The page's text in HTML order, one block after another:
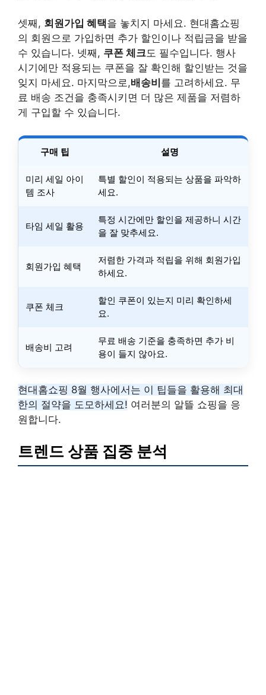
셋째, 회원가입 혜택을 놓치지 마세요. 현대홈쇼핑
의 회원으로 가입하면 추가 할인이나 적립금을 받을
수 있습니다. 넷째, 쿠폰 체크도 필수입니다. 행사
시기에만 적용되는 쿠폰을 잘 확인해 할인받는 것을
잊지 마세요. 마지막으로,배송비 를 고려하세요. 무
료 배송 조건을 충족시키면 더 많은 제품을 저렴하
게 구입할 수 있습니다.
구매 팁 설명
미리 세일 아이
템 조사
특별 할인이 적용되는 상품을 파악하
세요.
타임 세일 활용
특정 시간에만 할인을 제공하니 시간
을 잘 맞추세요.
회원가입 혜택
저렴한 가격과 적립을 위해 회원가입
하세요.
쿠폰 체크
할인 쿠폰이 있는지 미리 확인하세
요.
배송비 고려
무료 배송 기준을 충족하면 추가 비
용이 들지 않아요.
현대홈쇼핑 8월 행사에서는 이 팁들을 활용해 최대
한의 절약을 도모하세요! 여러분의 알뜰 쇼핑을 응
원합니다.
트렌드 상품 집중 분석